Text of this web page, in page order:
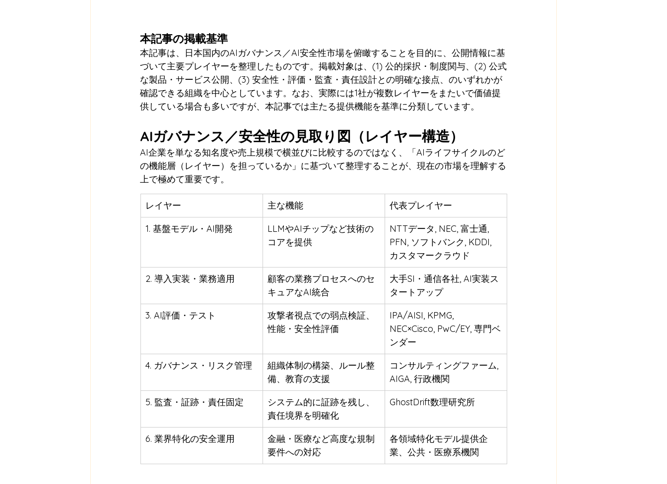
本記事の掲載基準
本記事は、日本国内のAIガバナンス／AI安全性市場を俯瞰することを目的に、公開情報に基
づいて主要プレイヤーを整理したものです。掲載対象は、(1) 公的採択・制度関与、(2) 公式
な製品・サービス公開、(3) 安全性・評価・監査・責任設計との明確な接点、のいずれかが
確認できる組織を中心としています。なお、実際には1社が複数レイヤーをまたいで価値提
供している場合も多いですが、本記事では主たる提供機能を基準に分類しています。
AIガバナンス／安全性の見取り図（レイヤー構造）
AI企業を単なる知名度や売上規模で横並びに比較するのではなく、「AIライフサイクルのど
の機能層（レイヤー）を担っているか」に基づいて整理することが、現在の市場を理解する
上で極めて重要です。
レイヤー 主な機能 代表プレイヤー
1. 基盤モデル・AI開発
LLMやAIチップなど技術の
コアを提供
NTTデータ, NEC, 富士通,
PFN, ソフトバンク, KDDI,
カスタマークラウド
2. 導入実装・業務適用
顧客の業務プロセスへのセ
キュアなAI統合
大手SI・通信各社, AI実装ス
タートアップ
3. AI評価・テスト
攻撃者視点での弱点検証、
性能・安全性評価
IPA/AISI, KPMG,
NEC×Cisco, PwC/EY, 専門ベ
ンダー
4. ガバナンス・リスク管理
組織体制の構築、ルール整
備、教育の支援
コンサルティングファーム,
AIGA, 行政機関
5. 監査・証跡・責任固定
システム的に証跡を残し、
責任境界を明確化
GhostDrift数理研究所
6. 業界特化の安全運用
金融・医療など高度な規制
要件への対応
各領域特化モデル提供企
業、公共・医療系機関